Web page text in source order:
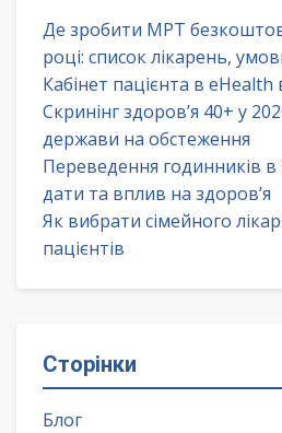
Де зробити МРТ
році: список лікарень,
Кабінет пацієнта в
Скринінг здоров’я 40+ у
держави на обстеження
Переведення годинників в
дати та вплив на здоров’я
Як вибрати сімейного
пацієнтів
Сторінки
Блог